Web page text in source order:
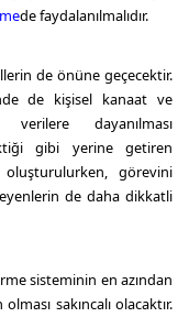
de faydalanılmalıdır.
de önüne geçecektir.
de kişisel kanaat ve
dayanılması
gibi yerine getiren
görevini
de daha dikkatli
sisteminin en azından
sakıncalı olacaktır.